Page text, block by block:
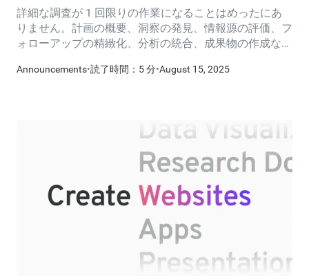
詳細な調査が 1 回限りの作業になることはめったにあ
りません。計画の概要、洞察の発見、情報源の評価、フ
ォローアップの精緻化、分析の統合、成果物の作成な
は、これらのサイクルの 1 段階を完了するのに 10 分か
Announcements•読了時間：5 分•August 15, 2025